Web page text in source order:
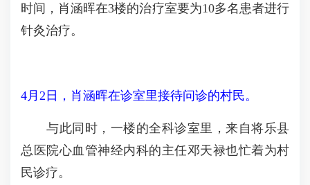
时间，肖涵晖在3楼的治疗室要为10多名患者进行
针灸治疗。
4月2日，肖涵晖在诊室里接待问诊的村民。
与此同时，一楼的全科诊室里，来自将乐县
总医院心血管神经内科的主任邓天禄也忙着为村
民诊疗。